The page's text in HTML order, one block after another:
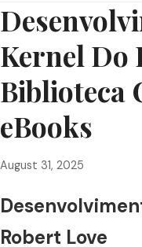
Kernel Do
Biblioteca
eBooks
August 31, 2025
Robert Love